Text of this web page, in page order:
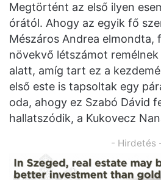
Megtörtént az első ilyen
órától. Ahogy az egyik fő
Mészáros Andrea elmondta,
növekvő létszámot
alatt, amíg tart ez a
első este is tapsoltak egy
oda, ahogy ez Szabó Dávid
hallatszódik, a Kukovecz
- Hirdetés